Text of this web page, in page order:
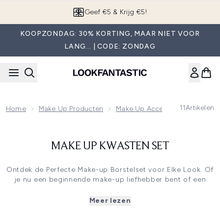
Geef €5 & Krijg €5!
KOOPZONDAG: 30% KORTING, MAAR NIET VOOR
LANG... | CODE: ZONDAG
Home Make Up Producten Make Up Accessoires Make
11Artikelen
MAKE UP KWASTEN SET
Ontdek de Perfecte Make-up Borstelset voor Elke Look. Of
je nu een beginnende make-up liefhebber bent of een
kan het verschil maken. Bij ons vind je een uitgebreid
Meer lezen